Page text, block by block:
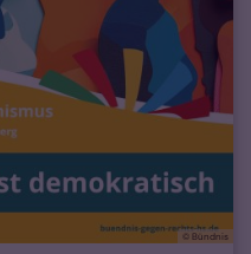
© Bündnis